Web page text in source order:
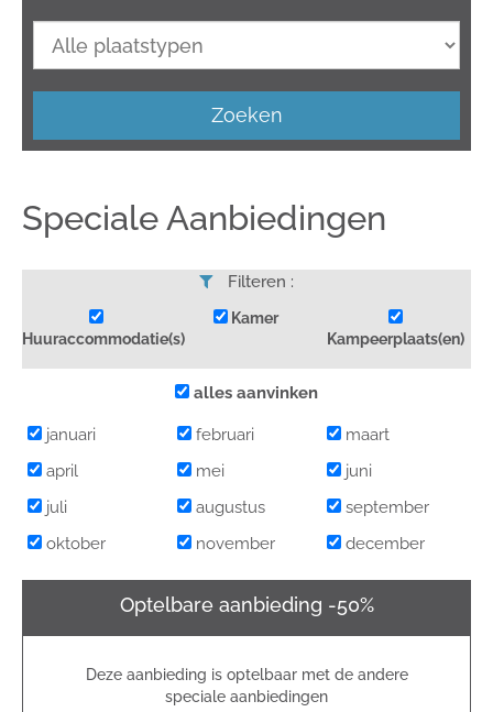
Zoeken
Speciale Aanbiedingen
Filteren :
Huuraccommodatie(s)
Kamer
Kampeerplaats(en)
alles aanvinken
januari februari
maart
april
mei
juni
juli
augustus
september
oktober
november december
Optelbare aanbieding -50%
Deze aanbieding is optelbaar met de andere
speciale aanbiedingen